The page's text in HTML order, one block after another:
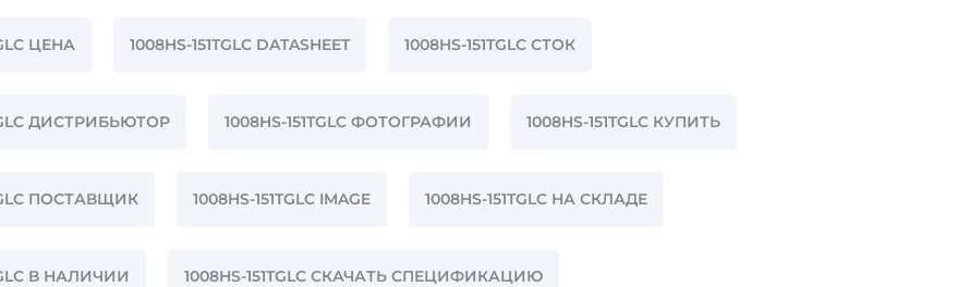
ЦЕНА 1008HS-151TGLC DATASHEET 1008HS-151TGLC СТОК
ДИСТРИБЬЮТОР 1008HS-151TGLC ФОТОГРАФИИ 1008HS-151TGLC КУПИТЬ
ПОСТАВЩИК 1008HS-151TGLC IMAGE 1008HS-151TGLC НА СКЛАДЕ
В НАЛИЧИИ 1008HS-151TGLC СКАЧАТЬ СПЕЦИФИКАЦИЮ